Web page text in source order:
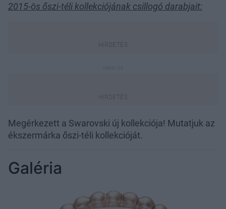
2015-ös őszi-téli kollekciójának csillogó darabjait:
Megérkezett a Swarovski új kollekciója! Mutatjuk az
ékszermárka őszi-téli kollekcióját.
Galéria